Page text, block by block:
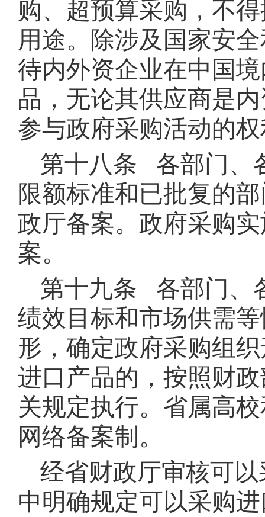
购、超预算采购，不
用途。除涉及国家安
待内外资企业在中国
品，无论其供应商是
参与政府采购活动的
第十八条 各部门、
限额标准和已批复的
政厅备案。政府采购
案。
第十九条 各部门、
绩效目标和市场供需
形，确定政府采购组
进口产品的，按照财
关规定执行。省属高
网络备案制。
经省财政厅审核可
中明确规定可以采购